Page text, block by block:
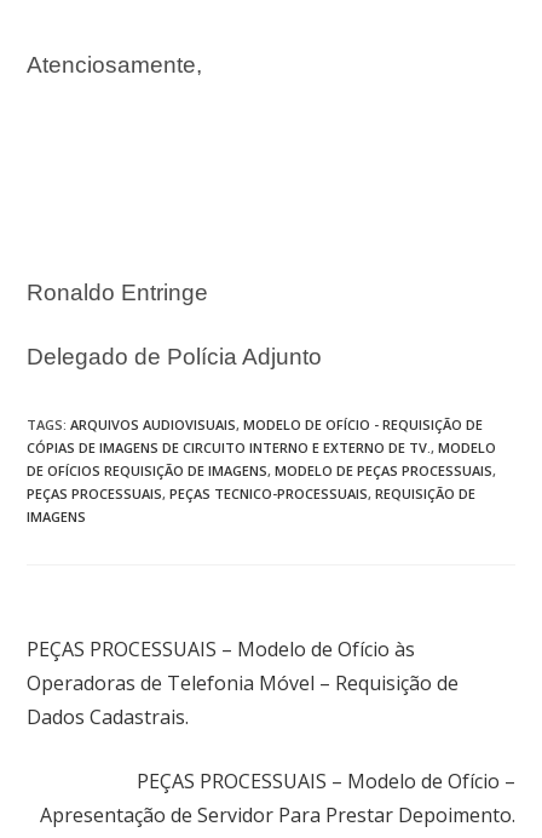
Atenciosamente,
Ronaldo Entringe
Delegado de Polícia Adjunto
TAGS:ARQUIVOS AUDIOVISUAIS, MODELO DE OFÍCIO - REQUISIÇÃO DE
CÓPIAS DE IMAGENS DE CIRCUITO INTERNO E EXTERNO DE TV. , MODELO
DE OFÍCIOS REQUISIÇÃO DE IMAGENS, MODELO DE PEÇAS PROCESSUAIS,
PEÇAS PROCESSUAIS, PEÇAS TECNICO-PROCESSUAIS, REQUISIÇÃO DE
IMAGENS
PEÇAS PROCESSUAIS – Modelo de Ofício às
Operadoras de Telefonia Móvel – Requisição de
Dados Cadastrais.
PEÇAS PROCESSUAIS – Modelo de Ofício –
Apresentação de Servidor Para Prestar Depoimento.